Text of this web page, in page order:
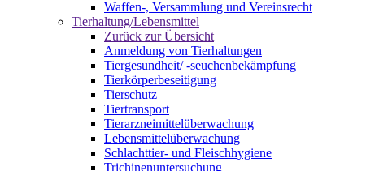
Waffen-, Versammlung und Vereinsrecht
Tierhaltung/Lebensmittel
Zurück zur Übersicht
Anmeldung von Tierhaltungen
Tiergesundheit/ -seuchenbekämpfung
Tierkörperbeseitigung
Tierschutz
Tiertransport
Tierarzneimittelüberwachung
Lebensmittelüberwachung
Schlachttier- und Fleischhygiene
Trichinenuntersuchung